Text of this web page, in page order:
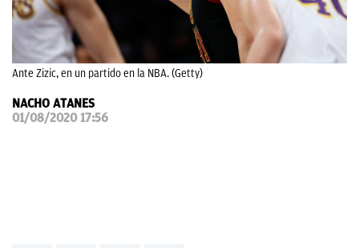
Ante Zizic, en un partido en la NBA. (Getty)
NACHO ATANES
01/08/2020 17:56